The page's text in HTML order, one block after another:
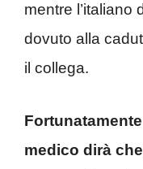
mentre l’italiano
dovuto alla
il collega.
medico dirà